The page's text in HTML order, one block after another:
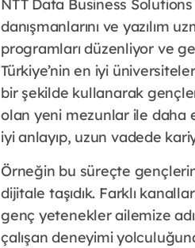
NTT Data Business
danışmanlarını ve yazılım
programları düzenliyor ve
Türkiye’nin en iyi
bir şekilde kullanarak
olan yeni mezunlar ile daha
iyi anlayıp, uzun vadede
Örneğin bu süreçte
dijitale taşıdık. Farklı
genç yetenekler ailemize
çalışan deneyimi